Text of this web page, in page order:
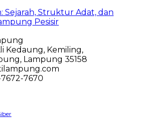
Sejarah, Struktur Adat, dan
Pesisir
Kedaung, Kemiling,
Lampung 35158
7670